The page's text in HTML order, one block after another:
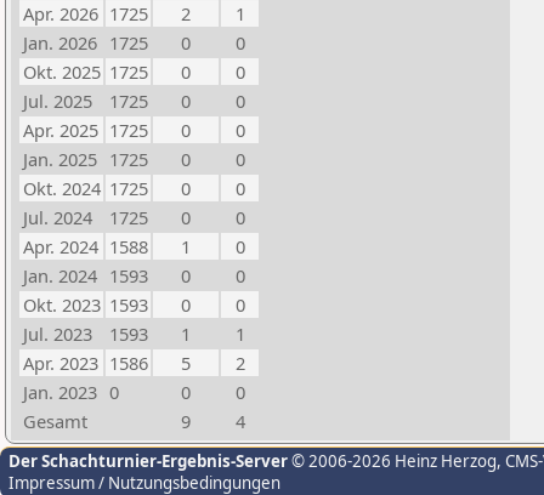
Apr. 2026 1725 2
1
Jan. 2026 1725 0
0
Okt. 2025 1725 0
0
Jul. 2025
1725 0
0
Apr. 2025 1725 0
0
Jan. 2025 1725 0
0
Okt. 2024 1725 0
0
Jul. 2024
1725 0
0
Apr. 2024 1588 1
0
Jan. 2024 1593 0
0
Okt. 2023 1593 0
0
Jul. 2023
1593 1
1
Apr. 2023 1586 5
2
Jan. 2023 0 0
0
Gesamt
9 4
Der Schachturnier-Ergebnis-Server© 2006-2026 Heinz Herzog,
Impressum / Nutzungsbedingungen